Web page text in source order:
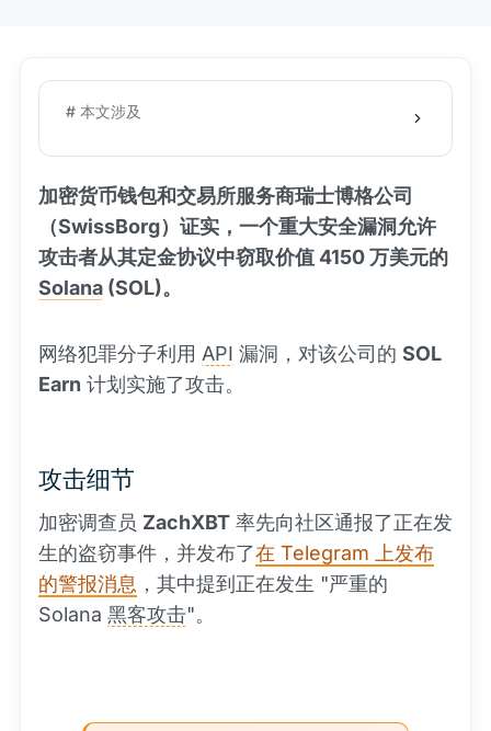
# 本文涉及
加密货币钱包和交易所服务商瑞士博格公司
（SwissBorg）证实，一个重大安全漏洞允许
攻击者从其定金协议中窃取价值 4150 万美元的
Solana (SOL)。
网络犯罪分子利用 API 漏洞，对该公司的 SOL
Earn 计划实施了攻击。
攻击细节
加密调查员 ZachXBT 率先向社区通报了正在发
生的盗窃事件，并发布了在 Telegram 上发布
的警报消息 ，其中提到正在发生 "严重的
Solana 黑客攻击"。